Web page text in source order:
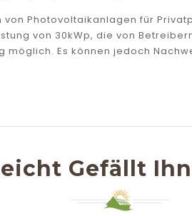
von Photovoltaikanlagen für
von 30kWp, die von
möglich. Es können jedoch
Gefällt